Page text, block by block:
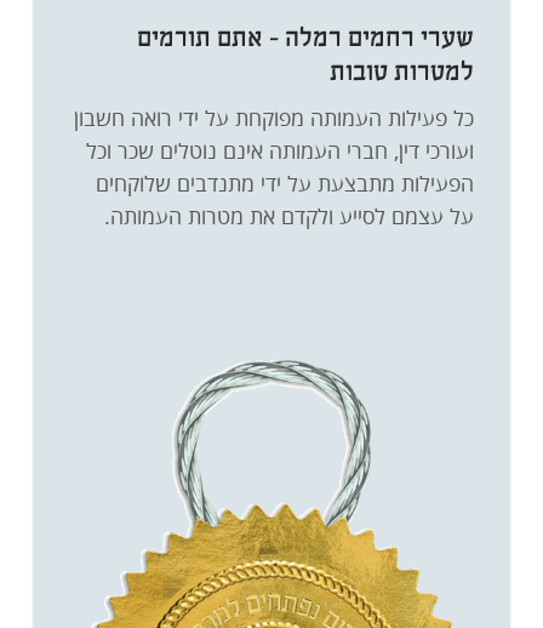
שערי רחמים רמלה - אתם תורמים
למטרות טובות
כל פעילות העמותה מפוקחת על ידי רואה חשבון
ועורכי דין, חברי העמותה אינם נוטלים שכר וכל
הפעילות מתבצעת על ידי מתנדבים שלוקחים
על עצמם לסייע ולקדם את מטרות העמותה.